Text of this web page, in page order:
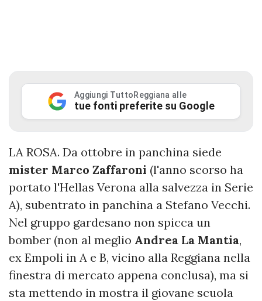
Aggiungi TuttoReggiana alle
tue fonti preferite su Google
LA ROSA. Da ottobre in panchina siede
mister Marco Zaffaroni (l'anno scorso ha
portato l'Hellas Verona alla salvezza in Serie
A), subentrato in panchina a Stefano Vecchi.
Nel gruppo gardesano non spicca un
bomber (non al meglio Andrea La Mantia,
ex Empoli in A e B, vicino alla Reggiana nella
finestra di mercato appena conclusa), ma si
sta mettendo in mostra il giovane scuola